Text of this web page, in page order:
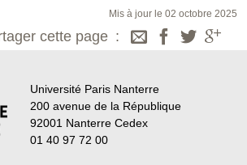
Mis à jour le 02 octobre 2025
cette page
Université Paris Nanterre
200 avenue de la République
92001 Nanterre Cedex
01 40 97 72 00